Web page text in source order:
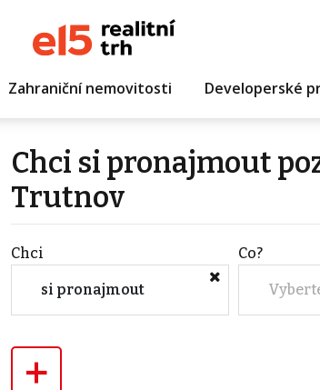
Zahraniční nemovitosti Developerské
Chci si pronajmout
Trutnov
Chci
si pronajmout
Co?
+